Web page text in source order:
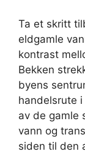
Ta et skritt
eldgamle
kontrast
Bekken
byens
handelsrute
av de gamle
vann og
siden til den